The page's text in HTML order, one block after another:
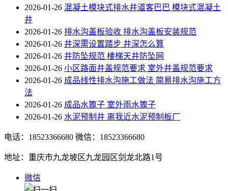
2026-01-26 混凝土模块式排水井道客巴巴 模块式混凝土
井
2026-01-26 排水沟盖板验收 排水沟盖板安装规范
2026-01-26 井深需设置踏步 井深怎么算
2026-01-26 井防坠规范 楼梯天井防坠网
2026-01-26 小区路面井盖规范要求 室外井盖规范要求
2026-01-26 成品线性排水沟施工做法 简易排水沟施工方
法
2026-01-26 成品水篦子 室外雨水篦子
2026-01-26 水泥预制井 离我近水泥预制板厂
电话：18523366680 微信：18523366680
地址：重庆市九龙坡区九龙园区剑龙北路1号
微信